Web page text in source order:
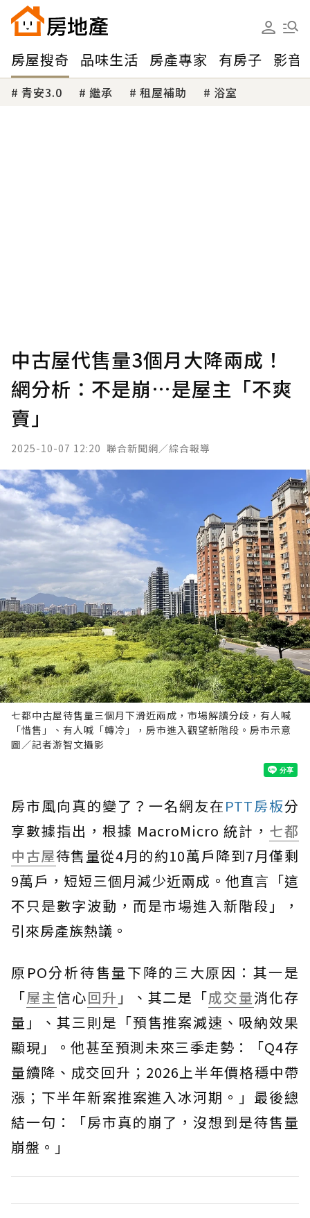
房屋搜奇 品味生活 房產專家 有房子 影音
青安3.0 繼承 租屋補助 浴室
中古屋代售量3個月大降兩成！
網分析：不是崩…是屋主「不爽
賣」
2025-10-07 12:20 聯合新聞網／綜合報導
七都中古屋待售量三個月下滑近兩成，市場解讀分歧，有人喊
「惜售」、有人喊「轉冷」，房市進入觀望新階段。房市示意
圖／記者游智文攝影
房市風向真的變了？一名網友在PTT房板分
享數據指出，根據 MacroMicro 統計， 七都
中古屋待售量從4月的約10萬戶降到7月僅剩
9萬戶，短短三個月減少近兩成。他直言「這
不只是數字波動，而是市場進入新階段」，
引來房產族熱議。
原PO分析待售量下降的三大原因：其一是
「屋主信心回升 」、其二是「成交量消化存
量」、其三則是「預售推案減速、吸納效果
顯現」。他甚至預測未來三季走勢：「Q4存
量續降、成交回升；2026上半年價格穩中帶
漲；下半年新案推案進入冰河期。」最後總
結一句：「房市真的崩了，沒想到是待售量
崩盤。」